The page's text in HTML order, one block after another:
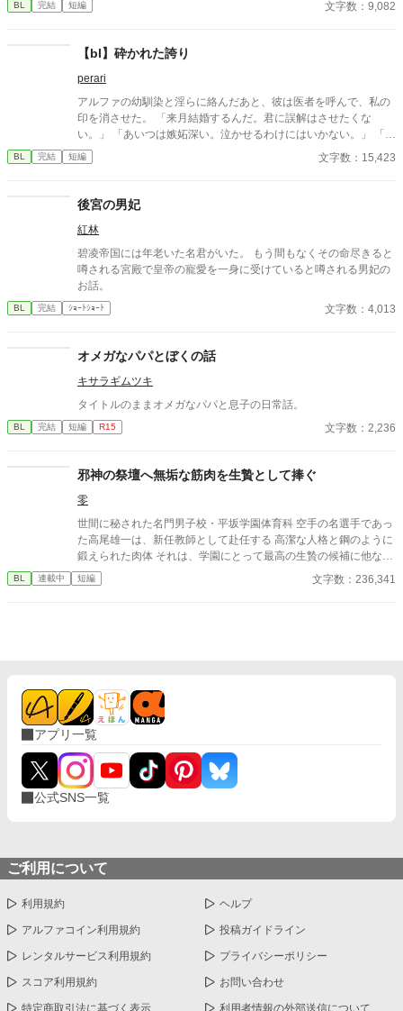
し。
BL 完結 短編 文字数：9,082
【bl】砕かれた誇り
perari
アルファの幼馴染と淫らに絡んだあと、彼は医者を呼んで、私の
印を消させた。 「来月結婚するんだ。君に誤解はさせたくな
い。」 「あいつは嫉妬深い。泣かせるわけにはいかない。」 「君
ももう年頃の残り物のオメガだろ？ 俺の印をつけたまま、他の
アルファとお見合いするなんてありえない。」 彼は冷たく、けれ
す。 「長い間、俺に従ってきたんだから、君を傷つけたりはしな
い。」 「結婚の日には招待状を送る。必ず来て、席につけよ。」
--- いくつかのコメントを拝見し、大変申し訳なく思っておりま
す。 私は現在日本語を勉強しており、この文章はAI作品ではあり
ませんが、 一部に翻訳ソフトを使用しています。 もし読んでくだ
さる中で日本語のおかしな点をご指摘いただけましたら、 本当に
BL 完結 短編 文字数：15,423
後宮の男妃
紅林
碧凌帝国には年老いた名君がいた。 もう間もなくその命尽きると
噂される宮殿で皇帝の寵愛を一身に受けていると噂される男妃の
お話。
BL 完結 ｼｮｰﾄｼｮｰﾄ 文字数：4,013
オメガなパパとぼくの話
キサラギムツキ
タイトルのままオメガなパパと息子の日常話。
BL 完結 短編 R15 文字数：2,236
邪神の祭壇へ無垢な筋肉を生贄として捧ぐ
零
世間に秘された名門男子校・平坂学園体育科 空手の名選手であっ
た高尾雄一は、新任教師として赴任する 高潔な人格と鋼のように
鍛えられた肉体 それは、学園にとって最高の生贄の候補に他なら
なかった 至高の筋肉を持つ、精神を削られ意志をなくした青年を
太古の神に捧げるため、“水”、“風”、“土”の信奉者達が暗躍する 意
BL 連載中 短編 文字数：236,341
アプリ一覧
公式SNS一覧
ご利用について
利用規約 ヘルプ
アルファコイン利用規約 投稿ガイドライン
レンタルサービス利用規約 プライバシーポリシー
スコア利用規約 お問い合わせ
特定商取引法に基づく表示 利用者情報の外部送信について